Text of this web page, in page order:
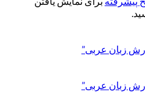
زبان عربی”
زبان عربی”